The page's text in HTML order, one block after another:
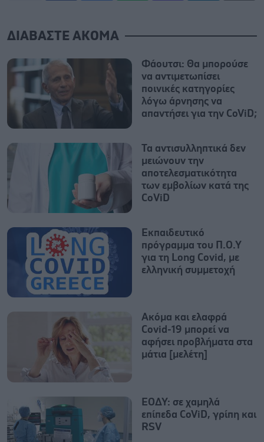
ΔΙΑΒΑΣΤΕ ΑΚΟΜΑ
Φάουτσι: Θα μπορούσε
να αντιμετωπίσει
ποινικές κατηγορίες
λόγω άρνησης να
απαντήσει για την CoViD;
Τα αντισυλληπτικά δεν
μειώνουν την
αποτελεσματικότητα
των εμβολίων κατά της
CοViD
Εκπαιδευτικό
πρόγραμμα του Π.Ο.Υ
για τη Long Covid, με
ελληνική συμμετοχή
Ακόμα και ελαφρά
Covid-19 μπορεί να
αφήσει προβλήματα στα
μάτια [μελέτη]
ΕΟΔΥ: σε χαμηλά
επίπεδα CoViD, γρίπη και
RSV